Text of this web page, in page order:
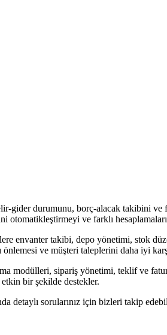
gider durumunu, borç-alacak takibini
otomatikleştirmeyi ve farklı
envanter takibi, depo yönetimi, stok
önlemesi ve müşteri taleplerini daha iyi
modülleri, sipariş yönetimi, teklif ve
bir şekilde destekler.
detaylı sorularınız için bizleri takip